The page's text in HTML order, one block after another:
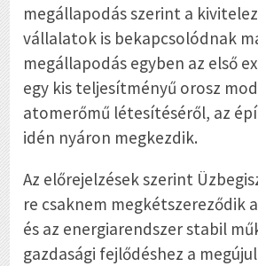
megállapodás szerint a
vállalatok is bekapcsolódnak
megállapodás egyben az első
egy kis teljesítményű orosz
atomerőmű létesítéséről, az
idén nyáron megkezdik.
Az előrejelzések szerint
re csaknem megkétszereződik
és az energiarendszer stabil
gazdasági fejlődéshez a